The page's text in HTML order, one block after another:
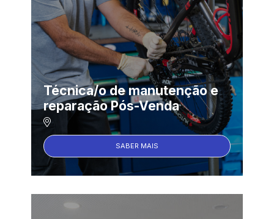
Técnica/o de manutenção e
reparação Pós-Venda
SABER MAIS